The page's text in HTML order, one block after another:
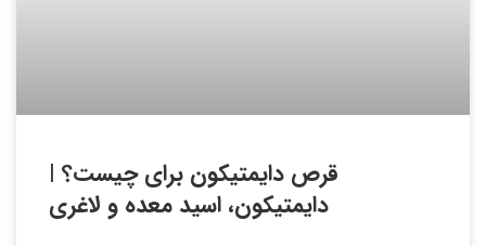
قرص دایمتیکون برای چیست؟ |
دایمتیکون، اسید معده و لاغری